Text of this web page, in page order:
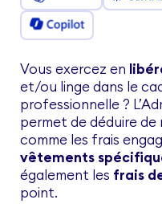
Vous exercez en
et/ou linge dans le
professionnelle ?
permet de déduire de
comme les frais
vêtements
également les frais
point.